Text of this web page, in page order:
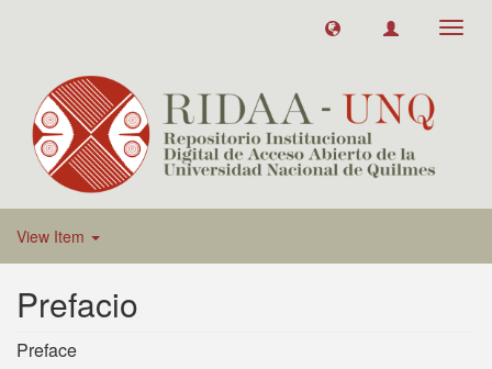
View Item
Prefacio
Preface